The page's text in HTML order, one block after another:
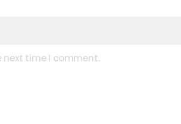
next time I comment.